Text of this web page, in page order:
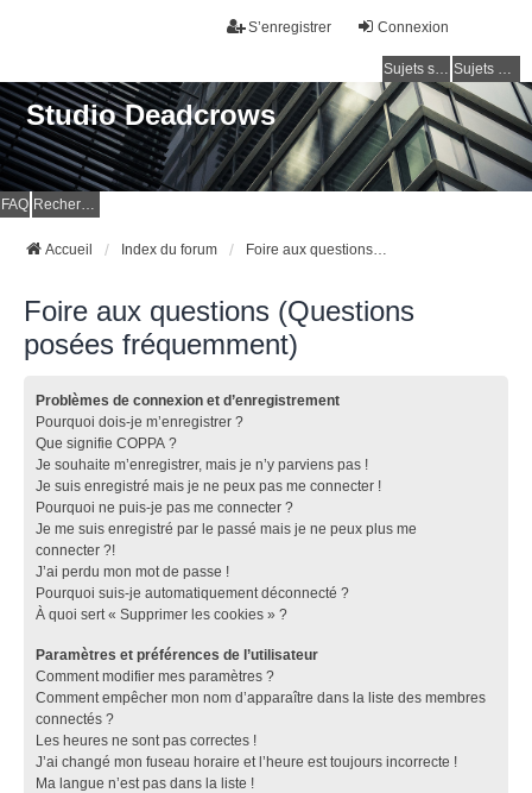
Connexion
S’enregistrer
Sujets sans réponse Sujets actifs
Studio Deadcrows
FAQ Rechercher
Accueil Index du forum Foire aux questions (Questions posées fréquemment)
Foire aux questions (Questions
posées fréquemment)
Problèmes de connexion et d’enregistrement
Pourquoi dois-je m’enregistrer ?
Que signifie COPPA ?
Je souhaite m’enregistrer, mais je n’y parviens pas !
Je suis enregistré mais je ne peux pas me connecter !
Pourquoi ne puis-je pas me connecter ?
Je me suis enregistré par le passé mais je ne peux plus me
connecter ?!
J’ai perdu mon mot de passe !
Pourquoi suis-je automatiquement déconnecté ?
À quoi sert « Supprimer les cookies » ?
Paramètres et préférences de l’utilisateur
Comment modifier mes paramètres ?
Comment empêcher mon nom d’apparaître dans la liste des membres
connectés ?
Les heures ne sont pas correctes !
J’ai changé mon fuseau horaire et l’heure est toujours incorrecte !
Ma langue n’est pas dans la liste !